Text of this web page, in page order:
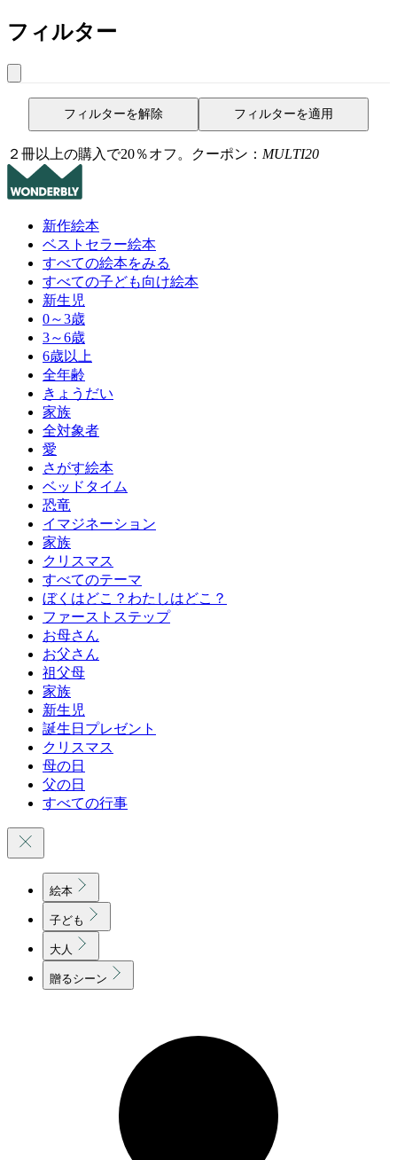
フィルター
フィルターを解除 フィルターを適用
２冊以上の購入で20％オフ。クーポン： MULTI20
新作絵本
ベストセラー絵本
すべての絵本をみる
すべての子ども向け絵本
新生児
0～3歳
3～6歳
6歳以上
全年齢
きょうだい
家族
全対象者
愛
さがす絵本
ベッドタイム
恐竜
イマジネーション
家族
クリスマス
すべてのテーマ
ぼくはどこ？わたしはどこ？
ファーストステップ
お母さん
お父さん
祖父母
家族
新生児
誕生日プレゼント
クリスマス
母の日
父の日
すべての行事
絵本
子ども
大人
贈るシーン